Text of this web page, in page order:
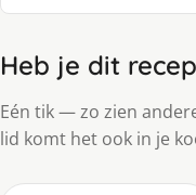
Heb je dit
Eén tik — zo zien
lid komt het ook in je